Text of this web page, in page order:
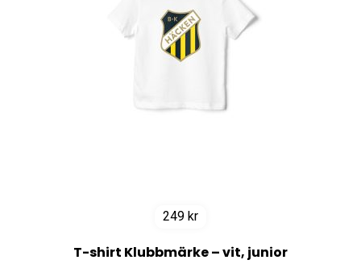
249 kr
T-shirt Klubbmärke – vit, junior